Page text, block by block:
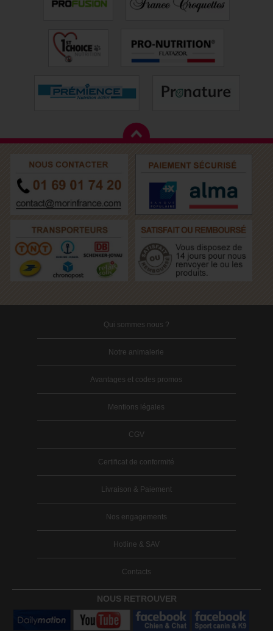
Qui sommes nous ?
Notre animalerie
Avantages et codes promos
Mentions légales
CGV
Certificat de conformité
Livraison & Paiement
Nos engagements
Hotline & SAV
Contacts
NOUS RETROUVER